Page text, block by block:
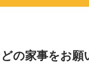
の家事をお願